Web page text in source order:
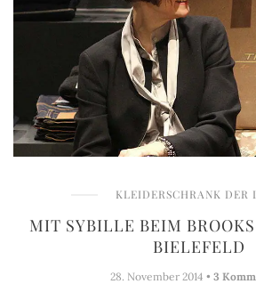
KLEIDERSCHRANK DER
MIT SYBILLE BEIM
BIELEFELD
28. November 2014 • 3